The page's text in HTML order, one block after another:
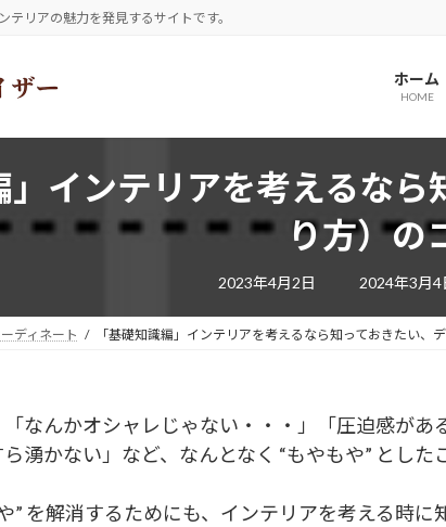
リアの魅力を発見するサイトです。
ホーム
HOME
」インテリアを考えるな
り方）の
2023年4月2日
最
終
新
日
2024年3月4
ディネート 「基礎知識編」インテリアを考えるなら知っておきたい、
なんかオシャレじゃない・・・」「圧迫感があ
湧かない」など、なんとなく “もやもや” とした
” を解消するためにも、インテリアを考える時に